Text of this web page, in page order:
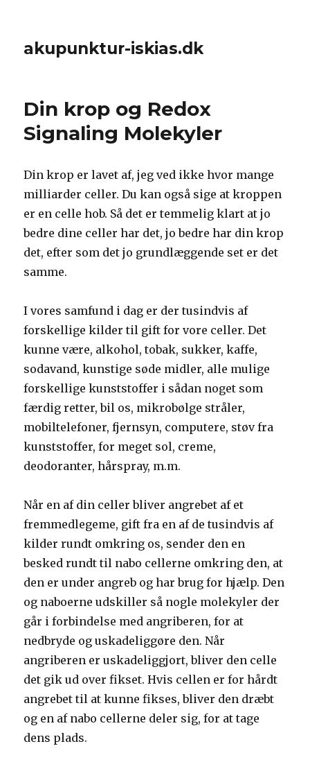
akupunktur-iskias.dk
Din krop og Redox
Signaling Molekyler
Din krop er lavet af, jeg ved ikke hvor mange
milliarder celler. Du kan også sige at kroppen
er en celle hob. Så det er temmelig klart at jo
bedre dine celler har det, jo bedre har din krop
det, efter som det jo grundlæggende set er det
samme.
I vores samfund i dag er der tusindvis af
forskellige kilder til gift for vore celler. Det
kunne være, alkohol, tobak, sukker, kaffe,
sodavand, kunstige søde midler, alle mulige
forskellige kunststoffer i sådan noget som
færdig retter, bil os, mikrobølge stråler,
mobiltelefoner, fjernsyn, computere, støv fra
kunststoffer, for meget sol, creme,
deodoranter, hårspray, m.m.
Når en af din celler bliver angrebet af et
fremmedlegeme, gift fra en af de tusindvis af
kilder rundt omkring os, sender den en
besked rundt til nabo cellerne omkring den, at
den er under angreb og har brug for hjælp. Den
og naboerne udskiller så nogle molekyler der
går i forbindelse med angriberen, for at
nedbryde og uskadeliggøre den. Når
angriberen er uskadeliggjort, bliver den celle
det gik ud over fikset. Hvis cellen er for hårdt
angrebet til at kunne fikses, bliver den dræbt
og en af nabo cellerne deler sig, for at tage
dens plads.